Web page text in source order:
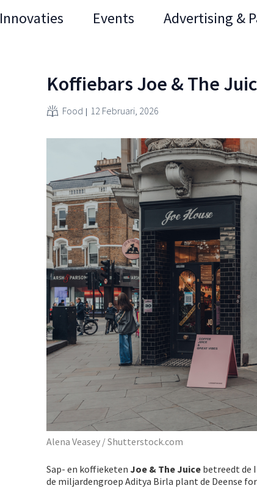
Innovaties Events Advertising &
Koffiebars Joe & The
Food 12 Februari, 2026
Alena Veasey / Shutterstock.com
Sap- en koffieketen Joe & The Juice betreedt de
de miljardengroep Aditya Birla plant de Deense